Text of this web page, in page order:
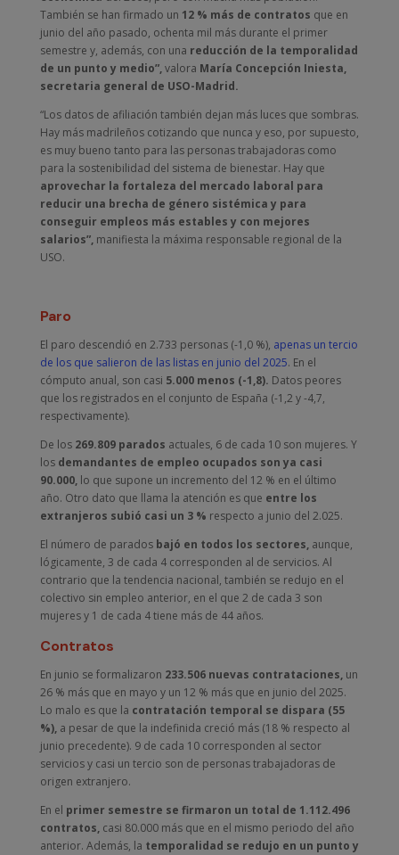
También se han firmado un 12 % más de contratos que en
junio del año pasado, ochenta mil más durante el primer
semestre y, además, con una reducción de la temporalidad
de un punto y medio”,valora María Concepción Iniesta,
secretaria general de USO-Madrid.
“Los datos de afiliación también dejan más luces que sombras.
Hay más madrileños cotizando que nunca y eso, por supuesto,
es muy bueno tanto para las personas trabajadoras como
para la sostenibilidad del sistema de bienestar. Hay que
aprovechar la fortaleza del mercado laboral para
reducir una brecha de género sistémica y para
conseguir empleos más estables y con mejores
salarios”,manifiesta la máxima responsable regional de la
USO.
Paro
El paro descendió en 2.733 personas (-1,0 %), apenas un tercio
de los que salieron de las listas en junio del 2025. En el
cómputo anual, son casi 5.000 menos (-1,8). Datos peores
que los registrados en el conjunto de España (-1,2 y -4,7,
respectivamente).
De los269.809 parados actuales, 6 de cada 10 son mujeres. Y
los demandantes de empleo ocupados son ya casi
90.000,lo que supone un incremento del 12 % en el último
año. Otro dato que llama la atención es que entre los
extranjeros subió casi un 3 % respecto a junio del 2.025.
El número de paradosbajó en todos los sectores,aunque,
lógicamente, 3 de cada 4 corresponden al de servicios. Al
contrario que la tendencia nacional, también se redujo en el
colectivo sin empleo anterior, en el que 2 de cada 3 son
mujeres y 1 de cada 4 tiene más de 44 años.
Contratos
En junio se formalizaron 233.506 nuevas contrataciones,un
26 % más que en mayo y un 12 % más que en junio del 2025.
Lo malo es que la contratación temporal se dispara (55
%),a pesar de que la indefinida creció más (18 % respecto al
junio precedente). 9 de cada 10 corresponden al sector
servicios y casi un tercio son de personas trabajadoras de
origen extranjero.
En el primer semestre se firmaron un total de 1.112.496
contratos,casi 80.000 más que en el mismo periodo del año
anterior. Además, la temporalidad se redujo en un punto y